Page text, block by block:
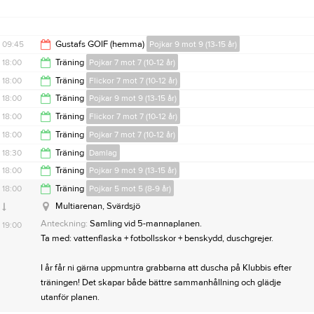
09:45 Gustafs GOIF (hemma) Pojkar 9 mot 9 (13-15 år)
11:45
18:00 Träning Pojkar 7 mot 7 (10-12 år)
19:00
18:00 Träning Flickor 7 mot 7 (10-12 år)
19:30
18:00 Träning Pojkar 9 mot 9 (13-15 år)
19:30
18:00 Träning Flickor 7 mot 7 (10-12 år)
19:30
18:00 Träning Pojkar 7 mot 7 (10-12 år)
19:00
18:30 Träning Damlag
20:00
18:00 Träning Pojkar 9 mot 9 (13-15 år)
19:30
Svartnäs
Anteckning:Naturgräs, ta med fotbollsskor, benskydd och
18:00 Träning Pojkar 5 mot 5 (8-9 år)
19:00
Multiarenan, Svärdsjö
Anteckning: Samling vid 5-mannaplanen.
Ta med: vattenflaska + fotbollsskor + benskydd, duschgrejer.
I år får ni gärna uppmuntra grabbarna att duscha på Klubbis efter
träningen! Det skapar både bättre sammanhållning och glädje
utanför planen.